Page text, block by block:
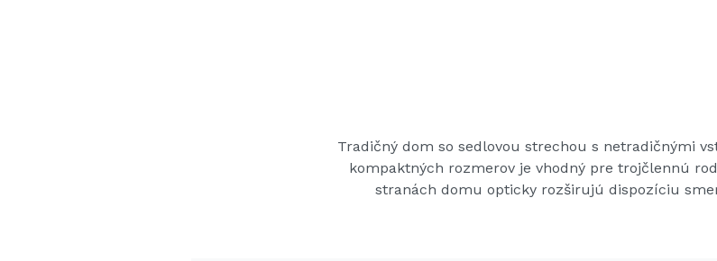
Tradičný dom so sedlovou strechou s netradičnými
kompaktných rozmerov je vhodný pre trojčlennú
stranách domu opticky rozširujú dispozíciu